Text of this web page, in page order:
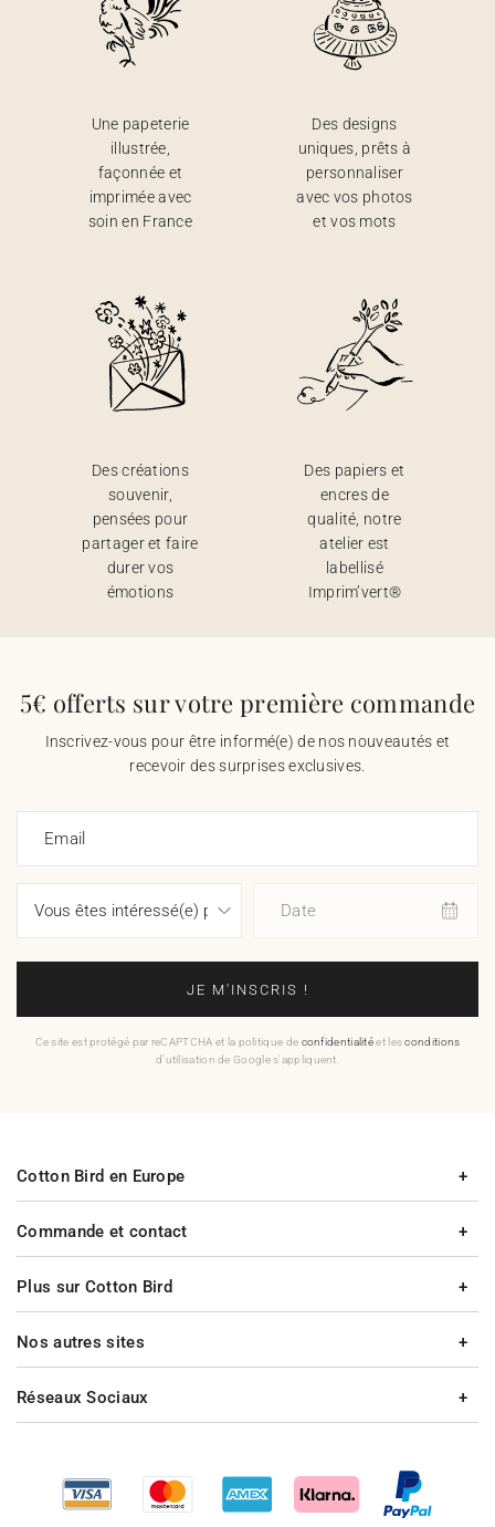
Une papeterie
illustrée,
façonnée et
imprimée avec
soin en France
Des designs
uniques, prêts à
personnaliser
avec vos photos
et vos mots
Des créations
souvenir,
pensées pour
partager et faire
durer vos
émotions
Des papiers et
encres de
qualité, notre
atelier est
labellisé
Imprim’vert®
5€ offerts sur votre première commande
Inscrivez-vous pour être informé(e) de nos nouveautés et
recevoir des surprises exclusives.
Email
Date
JE M'INSCRIS !
Ce site est protégé par reCAPTCHA et la politique de confidentialitéet lesconditions
d'utilisation de Google s'appliquent.
Commande et contact
Plus sur Cotton Bird
Cotton Bird en Europe
Nos autres sites
Réseaux Sociaux